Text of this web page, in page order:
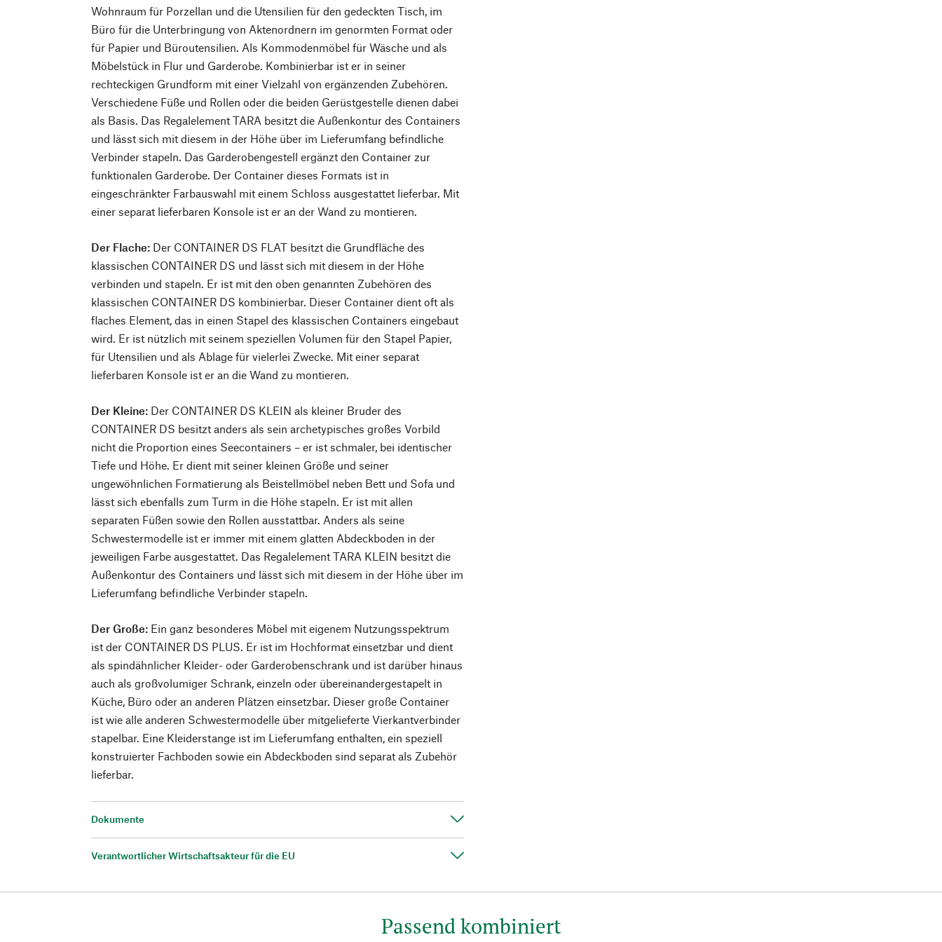
Wohnraum für Porzellan und die Utensilien für den gedeckten Tisch, im
Büro für die Unterbringung von Aktenordnern im genormten Format oder
für Papier und Büroutensilien. Als Kommodenmöbel für Wäsche und als
Möbelstück in Flur und Garderobe. Kombinierbar ist er in seiner
rechteckigen Grundform mit einer Vielzahl von ergänzenden Zubehören.
Verschiedene Füße und Rollen oder die beiden Gerüstgestelle dienen dabei
als Basis. Das Regalelement TARA besitzt die Außenkontur des Containers
und lässt sich mit diesem in der Höhe über im Lieferumfang befindliche
Verbinder stapeln. Das Garderobengestell ergänzt den Container zur
funktionalen Garderobe. Der Container dieses Formats ist in
eingeschränkter Farbauswahl mit einem Schloss ausgestattet lieferbar. Mit
einer separat lieferbaren Konsole ist er an der Wand zu montieren.
Der Flache: Der CONTAINER DS FLAT besitzt die Grundfläche des
klassischen CONTAINER DS und lässt sich mit diesem in der Höhe
verbinden und stapeln. Er ist mit den oben genannten Zubehören des
klassischen CONTAINER DS kombinierbar. Dieser Container dient oft als
flaches Element, das in einen Stapel des klassischen Containers eingebaut
wird. Er ist nützlich mit seinem speziellen Volumen für den Stapel Papier,
für Utensilien und als Ablage für vielerlei Zwecke. Mit einer separat
lieferbaren Konsole ist er an die Wand zu montieren.
Der Kleine: Der CONTAINER DS KLEIN als kleiner Bruder des
CONTAINER DS besitzt anders als sein archetypisches großes Vorbild
nicht die Proportion eines Seecontainers – er ist schmaler, bei identischer
Tiefe und Höhe. Er dient mit seiner kleinen Größe und seiner
ungewöhnlichen Formatierung als Beistellmöbel neben Bett und Sofa und
lässt sich ebenfalls zum Turm in die Höhe stapeln. Er ist mit allen
separaten Füßen sowie den Rollen ausstattbar. Anders als seine
Schwestermodelle ist er immer mit einem glatten Abdeckboden in der
jeweiligen Farbe ausgestattet. Das Regalelement TARA KLEIN besitzt die
Außenkontur des Containers und lässt sich mit diesem in der Höhe über im
Lieferumfang befindliche Verbinder stapeln.
Der Große: Ein ganz besonderes Möbel mit eigenem Nutzungsspektrum
ist der CONTAINER DS PLUS. Er ist im Hochformat einsetzbar und dient
als spindähnlicher Kleider- oder Garderobenschrank und ist darüber hinaus
auch als großvolumiger Schrank, einzeln oder übereinandergestapelt in
Küche, Büro oder an anderen Plätzen einsetzbar. Dieser große Container
ist wie alle anderen Schwestermodelle über mitgelieferte Vierkantverbinder
stapelbar. Eine Kleiderstange ist im Lieferumfang enthalten, ein speziell
konstruierter Fachboden sowie ein Abdeckboden sind separat als Zubehör
lieferbar.
Dokumente
Verantwortlicher Wirtschaftsakteur für die EU
Passend kombiniert